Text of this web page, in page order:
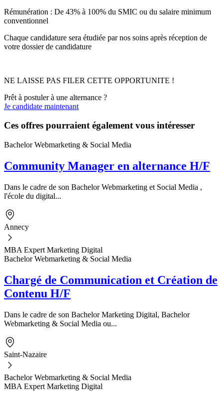
Rémunération : De 43% à 100% du SMIC ou du salaire minimum
conventionnel
Chaque candidature sera étudiée par nos soins après réception de
votre dossier de candidature
NE LAISSE PAS FILER CETTE OPPORTUNITE !
Prêt à postuler à une alternance ?
Je candidate maintenant
Ces offres pourraient également vous intéresser
Bachelor Webmarketing & Social Media
Community Manager en alternance H/F
Dans le cadre de son Bachelor Webmarketing et Social Media ,
l'école du digital...
Annecy
MBA Expert Marketing Digital
Bachelor Webmarketing & Social Media
Chargé de Communication et Création de
Contenu H/F
Dans le cadre de son Bachelor Marketing Digital, Bachelor
Webmarketing & Social Media ou...
Saint-Nazaire
Bachelor Webmarketing & Social Media
MBA Expert Marketing Digital